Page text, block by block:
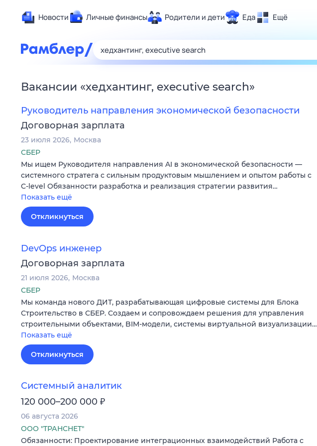
Новости Личные финансы Родители и дети Еда Ещё
Здоровье
Развлечения и отдых
Спорт
Карьера
Сберегаем вместе
Вакансии «хедхантинг, executive search»
Руководитель направления экономической безопасности
Договорная зарплата
23 июля 2026 Москва
СБЕР
Мы ищем Руководителя направления AI в экономической безопасности —
системного стратега с сильным продуктовым мышлением и опытом работы с
C-level Обязанности разработка и реализация стратегии развития…
Показать ещё
Откликнуться
DevOps инженер
Договорная зарплата
21 июля 2026 Москва
СБЕР
Мы команда нового ДИТ, разрабатывающая цифровые системы для Блока
Строительство в СБЕР. Создаем и сопровождаем решения для управления
строительными объектами, BIM-модели, системы виртуальной визуализации…
Показать ещё
Откликнуться
Системный аналитик
120 000–200 000 ₽
06 августа 2026
ООО "ТРАНСНЕТ"
Обязанности: Проектирование интеграционных взаимодействий Работа с